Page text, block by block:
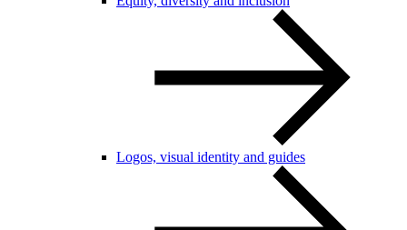
Logos, visual identity and guides